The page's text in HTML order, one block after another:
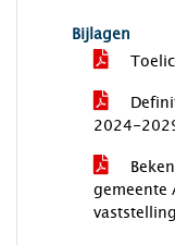
Bijlagen
2024-
gemeente